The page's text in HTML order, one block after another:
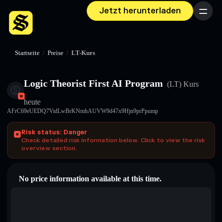
Jetzt herunterladen Menü
Startseite / Preise / LT-Kurs
Logic Theorist First AI Program (LT) Kurs
heute
AFrC69eUEDQ7VidLwBrKNmhAUVW9d47x9Hjn9prPpump
Risk status: Danger
Check detailed risk information below. Click to view the risk
overview section.
No price information available at this time.